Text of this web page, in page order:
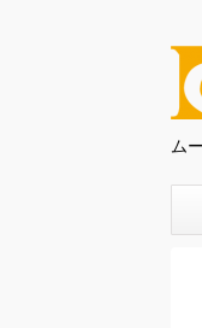
ム